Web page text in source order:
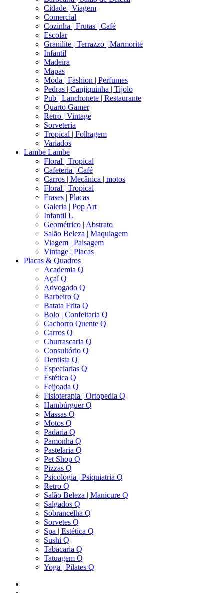
Cidade | Viagem
Comercial
Cozinha | Frutas | Café
Escolar
Granilite | Terrazzo | Marmorite
Infantil
Madeira
Mapas
Moda | Fashion | Perfumes
Pedras | Canjiquinha | Tijolo
Pub | Lanchonete | Restaurante
Quarto Gamer
Retro | Vintage
Sorveteria
Tropical | Folhagem
Variados
Lambe Lambe
Floral | Tropical
Cafeteria | Café
Carros | Mecânica | motos
Floral | Tropical
Frases | Placas
Galeria | Pop Art
Infantil L
Geométrico | Abstrato
Salão Beleza | Maquiagem
Viagem | Paisagem
Vintage | Placas
Placas & Quadros
Academia Q
Açaí Q
Advogado Q
Barbeiro Q
Batata Frita Q
Bolo | Confeitaria Q
Cachorro Quente Q
Carros Q
Churrascaria Q
Consultório Q
Dentista Q
Especiarias Q
Estética Q
Feijoada Q
Fisioterapia | Ortopedia Q
Hambúrguer Q
Massas Q
Motos Q
Padaria Q
Pamonha Q
Pastelaria Q
Pet Shop Q
Pizzas Q
Psicologia | Psiquiatria Q
Retro Q
Salão Beleza | Manicure Q
Salgados Q
Sobrancelha Q
Sorvetes Q
Spa | Estética Q
Sushi Q
Tabacaria Q
Tatuagem Q
Yoga | Pilates Q